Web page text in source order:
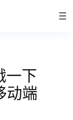
一下
动端